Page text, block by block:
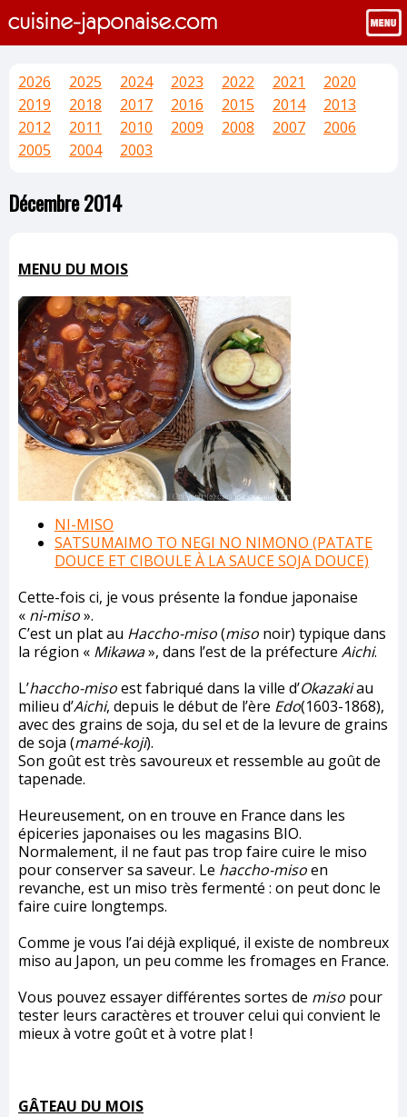
2026 2025 2024 2023 2022 2021
2020
2019
2018 2017 2016 2015 2014
2013
2012
2011 2010 2009 2008 2007
2006
2005
2004 2003
Décembre 2014
MENU DU MOIS
NI-MISO
SATSUMAIMO TO NEGI NO NIMONO (PATATE
DOUCE ET CIBOULE À LA SAUCE SOJA DOUCE)
Cette-fois ci, je vous présente la fondue japonaise
« ni-miso».
C’est un plat au Haccho-miso(miso noir) typique dans
la région « Mikawa», dans l’est de la préfecture Aichi.
L’haccho-misoest fabriqué dans la ville d’Okazakiau
milieu d’Aichi, depuis le début de l’ère Edo(1603-1868),
avec des grains de soja, du sel et de la levure de grains
de soja (mamé-koji).
Son goût est très savoureux et ressemble au goût de
tapenade.
Heureusement, on en trouve en France dans les
épiceries japonaises ou les magasins BIO.
Normalement, il ne faut pas trop faire cuire le miso
pour conserver sa saveur. Le haccho-misoen
revanche, est un miso très fermenté : on peut donc le
faire cuire longtemps.
Comme je vous l’ai déjà expliqué, il existe de nombreux
miso au Japon, un peu comme les fromages en France.
Vous pouvez essayer différentes sortes de miso pour
tester leurs caractères et trouver celui qui convient le
mieux à votre goût et à votre plat !
GÂTEAU DU MOIS